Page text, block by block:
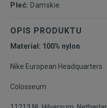
Płeć: Damskie
OPIS PRODUKTU
Materiał: 100% nylon
Nike European Headquarters
Colosseum